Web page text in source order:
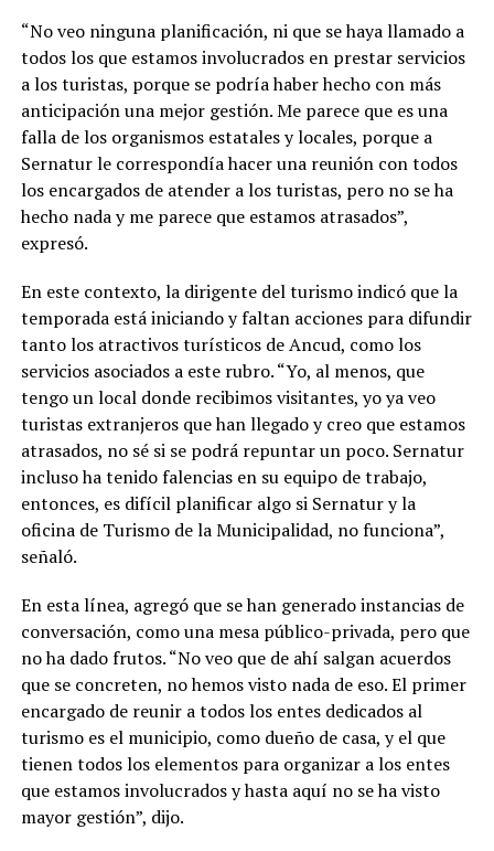
“No veo ninguna planificación, ni que se haya llamado a
todos los que estamos involucrados en prestar servicios
a los turistas, porque se podría haber hecho con más
anticipación una mejor gestión. Me parece que es una
falla de los organismos estatales y locales, porque a
Sernatur le correspondía hacer una reunión con todos
los encargados de atender a los turistas, pero no se ha
hecho nada y me parece que estamos atrasados”,
expresó.
En este contexto, la dirigente del turismo indicó que la
temporada está iniciando y faltan acciones para difundir
tanto los atractivos turísticos de Ancud, como los
servicios asociados a este rubro. “Yo, al menos, que
tengo un local donde recibimos visitantes, yo ya veo
turistas extranjeros que han llegado y creo que estamos
atrasados, no sé si se podrá repuntar un poco. Sernatur
incluso ha tenido falencias en su equipo de trabajo,
entonces, es difícil planificar algo si Sernatur y la
oficina de Turismo de la Municipalidad, no funciona”,
señaló.
En esta línea, agregó que se han generado instancias de
conversación, como una mesa público-privada, pero que
no ha dado frutos. “No veo que de ahí salgan acuerdos
que se concreten, no hemos visto nada de eso. El primer
encargado de reunir a todos los entes dedicados al
turismo es el municipio, como dueño de casa, y el que
tienen todos los elementos para organizar a los entes
que estamos involucrados y hasta aquí no se ha visto
mayor gestión”, dijo.